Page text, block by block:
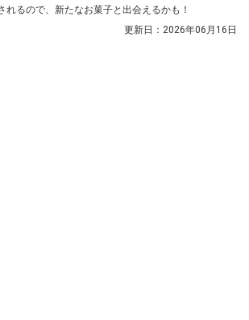
れるので、新たなお菓子と出会えるかも！
更新日： 2026年06月16日